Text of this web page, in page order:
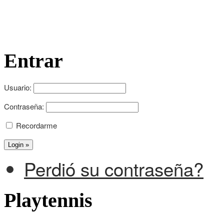
Entrar
Usuario:
Contraseña:
Recordarme
Perdió su contraseña?
Playtennis